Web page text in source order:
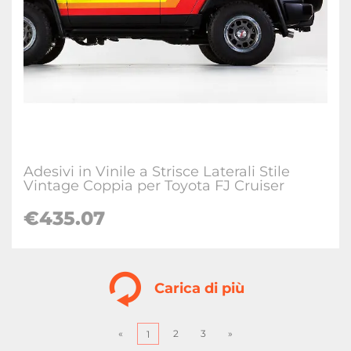
Adesivi in Vinile a Strisce Laterali Stile
Vintage Coppia per Toyota FJ Cruiser
€435.07
Carica di più
« 1 2 3 »